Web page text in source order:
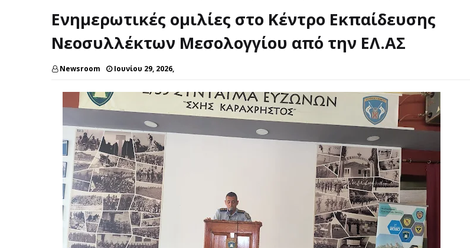
Ενημερωτικές ομιλίες στο Κέντρο Εκπαίδευσης
Νεοσυλλέκτων Μεσολογγίου από την ΕΛ.ΑΣ
Newsroom Ιουνίου 29, 2026,